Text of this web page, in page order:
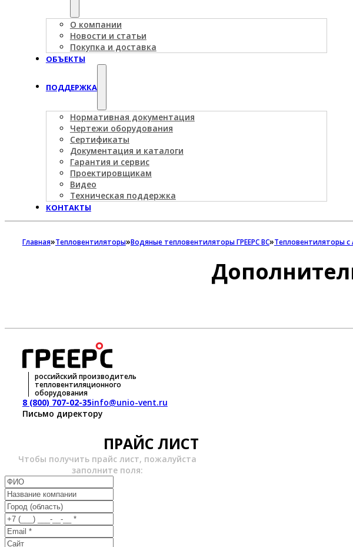
О компании
Новости и статьи
Покупка и доставка
ОБЪЕКТЫ
ПОДДЕРЖКА
Нормативная документация
Чертежи оборудования
Сертификаты
Документация и каталоги
Гарантия и сервис
Проектировщикам
Видео
Техническая поддержка
КОНТАКТЫ
Главная»Тепловентиляторы»Водяные тепловентиляторы ГРЕЕРС ВС»Тепловентиляторы
российский производитель
тепловентиляционного
оборудования
8 (800) 707-02-35info@unio-vent.ru
Письмо директору
ПРАЙС ЛИСТ
Чтобы получить прайс лист, пожалуйста
заполните поля: